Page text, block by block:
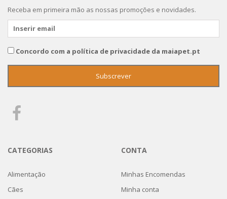
Receba em primeira mão as nossas promoções e novidades.
Concordo com a política de privacidade da maiapet.pt
CATEGORIAS
Alimentação
Cães
CONTA
Minhas Encomendas
Minha conta